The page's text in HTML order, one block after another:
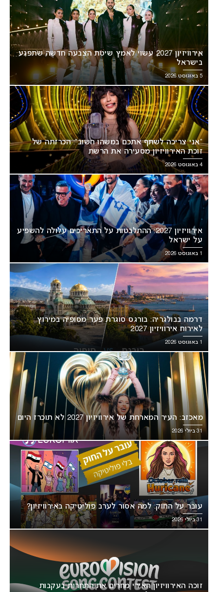
אירוויזיון 2027 עשוי לאמץ שיטת הצבעה חדשה שתפגע
בישראל
5 באוגוסט 2026
“אני צריכה לשתף אתכם במשהו חשוב”: הכרזתה של
זוכת האירוויזיון מסעירה את הרשת
4 באוגוסט 2026
אירוויזיון 2027: ההתלבטות על התאריכים עלולה להשפיע
על ישראל
1 באוגוסט 2026
דרמה בבולגריה: בורגס סוגרת פער מסופיה במירוץ
לאירוח אירוויזיון 2027
1 באוגוסט 2026
מאכזב: העיר המארחת של אירוויזיון 2027 לא תוכרז היום
31 ביולי 2026
עובר על החוק: למה אסור לערב פוליטיקה באירוויזיון?
31 ביולי 2026
זוכה האירוויזיון האירי מחרים את התחרות בעקבות